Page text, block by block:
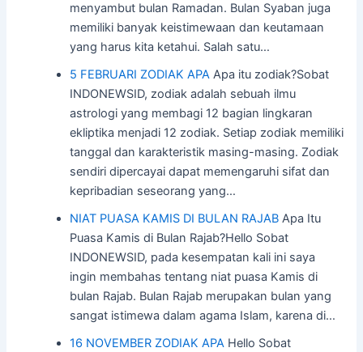
menyambut bulan Ramadan. Bulan Syaban juga
memiliki banyak keistimewaan dan keutamaan
yang harus kita ketahui. Salah satu…
5 FEBRUARI ZODIAK APA Apa itu zodiak?Sobat
INDONEWSID, zodiak adalah sebuah ilmu
astrologi yang membagi 12 bagian lingkaran
ekliptika menjadi 12 zodiak. Setiap zodiak memiliki
tanggal dan karakteristik masing-masing. Zodiak
sendiri dipercayai dapat memengaruhi sifat dan
kepribadian seseorang yang…
NIAT PUASA KAMIS DI BULAN RAJAB Apa Itu
Puasa Kamis di Bulan Rajab?Hello Sobat
INDONEWSID, pada kesempatan kali ini saya
ingin membahas tentang niat puasa Kamis di
bulan Rajab. Bulan Rajab merupakan bulan yang
sangat istimewa dalam agama Islam, karena di…
16 NOVEMBER ZODIAK APA Hello Sobat